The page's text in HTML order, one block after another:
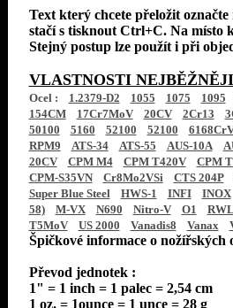
Text který chcete přeložit
stačí s tisknout Ctrl+C. Na místo
Stejný postup lze použít i při
VLASTNOSTI
Ocel : 1.2379-D2 1055 1075 1095
154CM
17Cr7MoV 20CV 2Cr13
50100
5160 52100 52100
RPM9
ATS-34 ATS-55 AUS-10A
20CV
CPM M4 CPM T420V CPM
CPM-S35VN
Cr8Mo2VSi CTS 204P
Super Blue Steel
HWS-1 INFI INOX
58)
M-VX N690 Nitro-V O1
T5MoV
US 2000 Vanadis8 Vanax
Špičkové informace o
Převod jednotek :
1" = 1 inch = 1 palec = 2,54 cm
1 oz. = 1ounce = 1 unce = 28 g